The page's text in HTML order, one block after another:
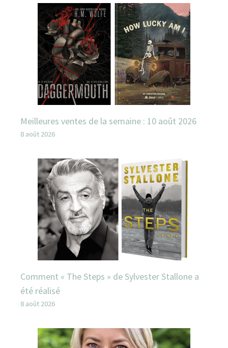
Meilleures ventes de la semaine : 10 août 2026
8 août 2026
Comment « The Steps » de Sylvester Stallone a
été réalisé
8 août 2026